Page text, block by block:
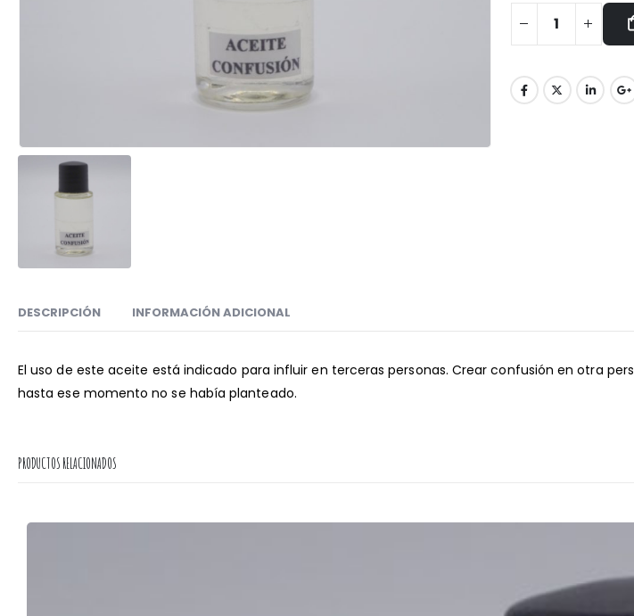
DESCRIPCIÓN INFORMACIÓN ADICIONAL
El uso de este aceite está indicado para influir en terceras personas. Crear confusión en otra
hasta ese momento no se había planteado.
PRODUCTOS RELACIONADOS